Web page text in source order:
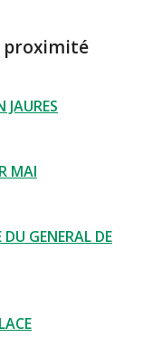
proximité
MAI
GENERAL DE